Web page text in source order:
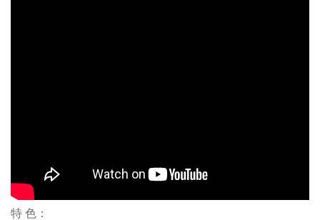
特 色：